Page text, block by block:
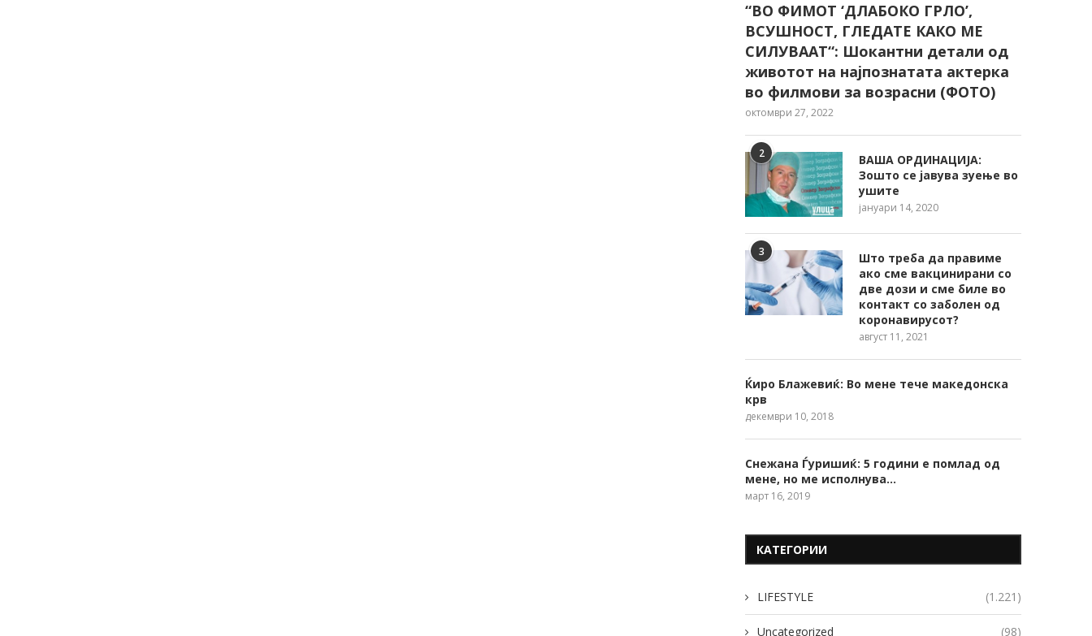
“ВО ФИМОТ ‘ДЛАБОКО ГРЛО’,
ВСУШНОСТ, ГЛЕДАТЕ КАКО МЕ
СИЛУВААТ“: Шокантни детали од
животот на најпознатата актерка
во филмови за возрасни (ФОТО)
октомври 27, 2022
2
ВАША ОРДИНАЦИЈА:
Зошто се јавува зуење во
ушите
јануари 14, 2020
3
Што треба да правиме
ако сме вакцинирани со
две дози и сме биле во
контакт со заболен од
коронавирусот?
август 11, 2021
Ќиро Блажевиќ: Во мене тече македонска
крв
декември 10, 2018
Снежана Ѓуришиќ: 5 години е помлад од
мене, но ме исполнува…
март 16, 2019
КАТЕГОРИИ
LIFESTYLE (1.221)
Uncategorized (98)